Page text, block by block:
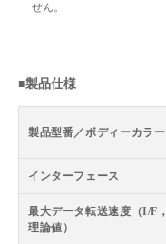
せん。
■製品仕様
製品型番／ボディーカラー
インターフェース
最大データ転送速度（I/F，
理論値）